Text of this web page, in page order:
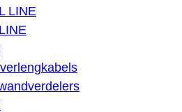
LINE